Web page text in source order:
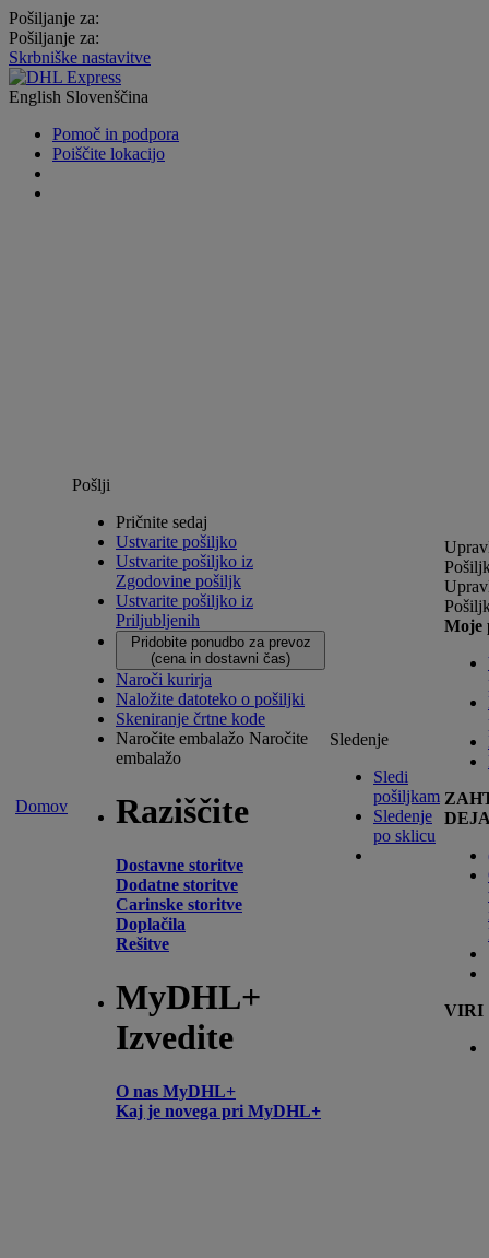
Pošiljanje za:
Pošiljanje za:
Skrbniške nastavitve
English Slovenščina
Pomoč in podpora
Poiščite lokacijo
Domov
Pošlji
Pričnite sedaj
Ustvarite pošiljko
Ustvarite pošiljko iz
Zgodovine pošiljk
Ustvarite pošiljko iz
Priljubljenih
Pridobite ponudbo za prevoz
(cena in dostavni čas)
Naroči kurirja
Naložite datoteko o pošiljki
Skeniranje črtne kode
Naročite embalažo Naročite
embalažo
Raziščite
Dostavne storitve
Dodatne storitve
Carinske storitve
Doplačila
Rešitve
MyDHL+
Izvedite
O nas MyDHL+
Kaj je novega pri MyDHL+
Sledenje
Sledi
pošiljkam
Sledenje
po sklicu
Moje
VIRI